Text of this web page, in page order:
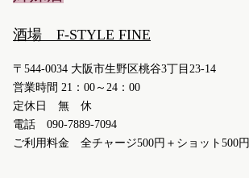
酒場 F-STYLE FINE
〒544-0034 大阪市生野区桃谷3丁目23-14
営業時間 21：00～24：00
定休日 無 休
電話 090-7889-7094
ご利用料金 全チャージ500円＋ショット500円